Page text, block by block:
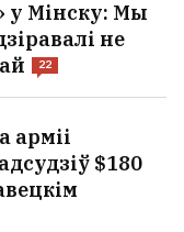
у Мінску: Мы
не
22
арміі
$180